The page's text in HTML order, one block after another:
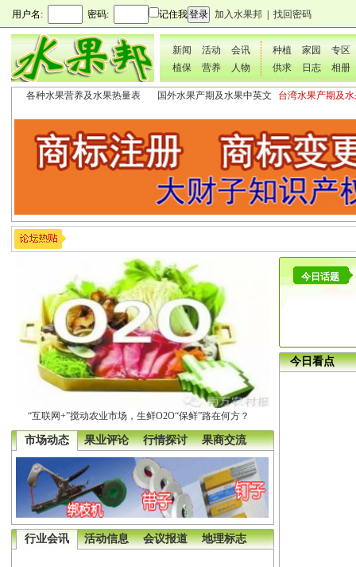
用户名: 密码: 记住我 加入水果邦 找回密码
新闻 活动
会讯
植保
营养 人物
种植 家园
专区
供求
日志 相册
各种水果营养及水果热量表
国外水果产期及水果中英文
台湾水果产期及
“互联网+”搅动农业市场，生鲜O2O“保鲜”路在何方？
市场动态 果业评论 行情探讨 果商交流
行业会讯 活动信息 会议报道 地理标志
今日话题
今日看点